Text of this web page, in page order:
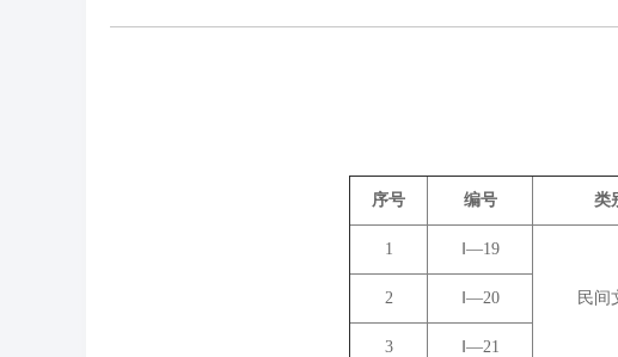
序号 编号 类
1 Ⅰ―19
民间
2 Ⅰ―20
3 Ⅰ―21